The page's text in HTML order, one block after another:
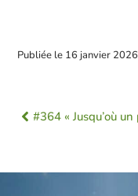
Publiée le 16 janvier 2026